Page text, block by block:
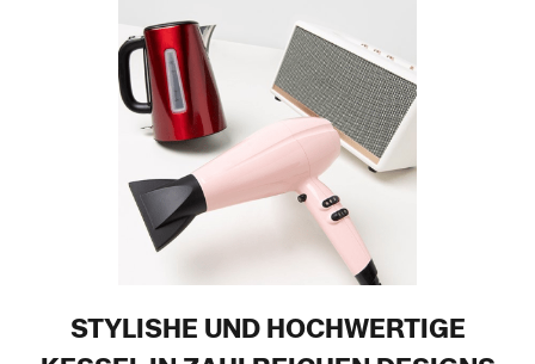
STYLISHE UND HOCHWERTIGE